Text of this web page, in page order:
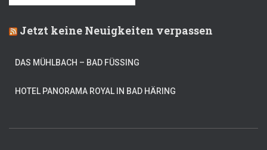
Jetzt keine Neuigkeiten verpassen
DAS MÜHLBACH – BAD FÜSSING
HOTEL PANORAMA ROYAL IN BAD HÄRING